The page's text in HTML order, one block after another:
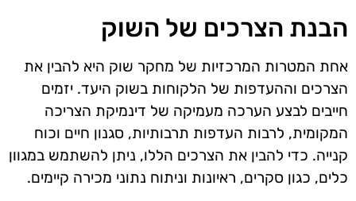
הבנת הצרכים של השוק
אחת המטרות המרכזיות של מחקר שוק היא להבין את
הצרכים וההעדפות של הלקוחות בשוק היעד. יזמים
חייבים לבצע הערכה מעמיקה של דינמיקת הצריכה
המקומית, לרבות העדפות תרבותיות, סגנון חיים וכוח
קנייה. כדי להבין את הצרכים הללו, ניתן להשתמש במגוון
כלים, כגון סקרים, ראיונות וניתוח נתוני מכירה קיימים.